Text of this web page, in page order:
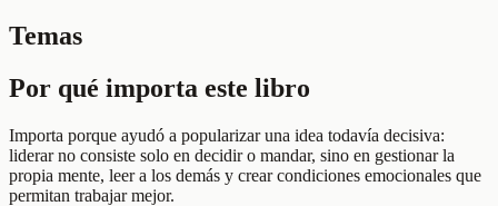
Temas
Por qué importa este libro
Importa porque ayudó a popularizar una idea todavía decisiva:
liderar no consiste solo en decidir o mandar, sino en gestionar la
propia mente, leer a los demás y crear condiciones emocionales que
permitan trabajar mejor.